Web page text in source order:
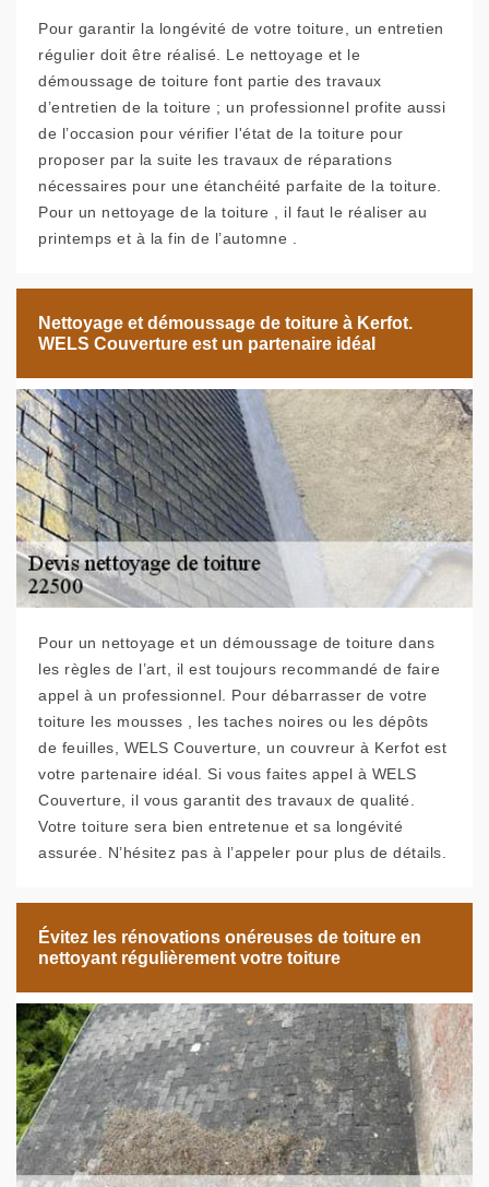
Pour garantir la longévité de votre toiture, un entretien
régulier doit être réalisé. Le nettoyage et le
démoussage de toiture font partie des travaux
d’entretien de la toiture ; un professionnel profite aussi
de l’occasion pour vérifier l'état de la toiture pour
proposer par la suite les travaux de réparations
nécessaires pour une étanchéité parfaite de la toiture.
Pour un nettoyage de la toiture , il faut le réaliser au
printemps et à la fin de l’automne .
Nettoyage et démoussage de toiture à Kerfot.
WELS Couverture est un partenaire idéal
Pour un nettoyage et un démoussage de toiture dans
les règles de l’art, il est toujours recommandé de faire
appel à un professionnel. Pour débarrasser de votre
toiture les mousses , les taches noires ou les dépôts
de feuilles, WELS Couverture, un couvreur à Kerfot est
votre partenaire idéal. Si vous faites appel à WELS
Couverture, il vous garantit des travaux de qualité.
Votre toiture sera bien entretenue et sa longévité
assurée. N’hésitez pas à l’appeler pour plus de détails.
Évitez les rénovations onéreuses de toiture en
nettoyant régulièrement votre toiture